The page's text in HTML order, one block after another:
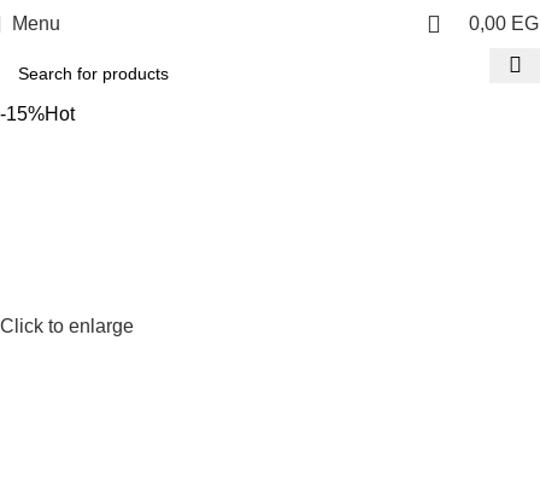
Menu 0,00
-15%Hot
Click to enlarge